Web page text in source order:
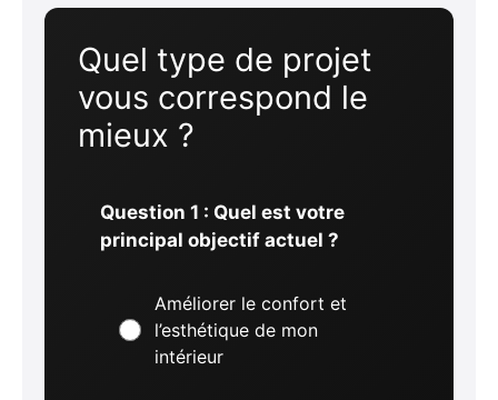
Quel type de projet
vous correspond le
mieux ?
Question 1 : Quel est votre
principal objectif actuel ?
Améliorer le confort et
l’esthétique de mon
intérieur